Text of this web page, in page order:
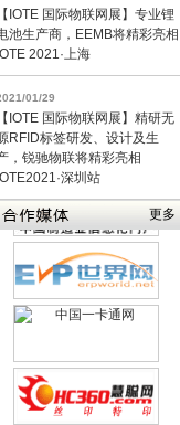
【IOTE 国际物联网展】专业锂
池生产商，EEMB将精彩亮相
IOTE 2021·上海
01/29
【IOTE 国际物联网展】精研无
RFID标签研发、设计及生
，锐驰物联将精彩亮相
IOTE2021·深圳站
更多